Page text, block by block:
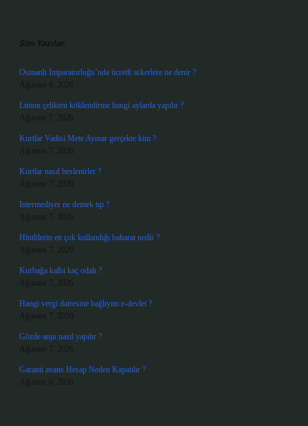
Son Yazılar
Osmanlı İmparatorluğu’nda ücretli askerlere ne denir ?
Ağustos 8, 2026
Limon çelikten köklendirme hangi aylarda yapılır ?
Ağustos 7, 2026
Kurtlar Vadisi Mete Aymar gerçekte kim ?
Ağustos 7, 2026
Kurtlar nasıl beslenirler ?
Ağustos 7, 2026
Intermediyer ne demek tıp ?
Ağustos 7, 2026
Hintlilerin en çok kullandığı baharat nedir ?
Ağustos 7, 2026
Kurbağa kalbi kaç odalı ?
Ağustos 7, 2026
Hangi vergi dairesine bağlıyım e-devlet ?
Ağustos 7, 2026
Gözde anju nasıl yapılır ?
Ağustos 7, 2026
Garanti avans Hesap Neden Kapatılır ?
Ağustos 6, 2026